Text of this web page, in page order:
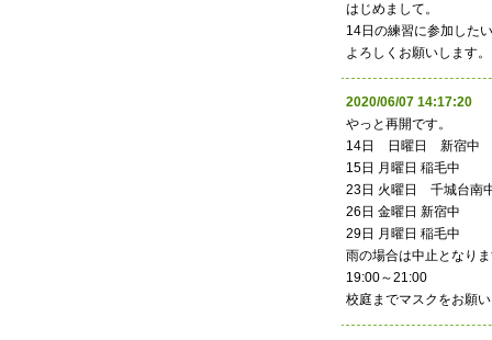
はじめまして。
14日の練習に参加した
よろしくお願いします。
2020/06/07
やっと再開です。
14日 日曜日 新宿中
15日 月曜日 稲毛中
23日 火曜日 千城台南
26日 金曜日 新宿中
29日 月曜日 稲毛中
雨の場合は中止となり
19:00～21:00
校庭までマスクをお願